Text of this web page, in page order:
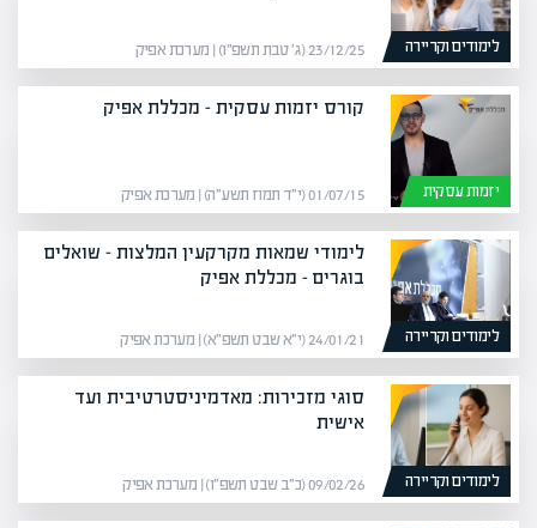
לימודים וקריירה 23/12/25 (ג׳ טבת תשפ״ו) | מערכת אפיק
יזמות עסקית
קורס יזמות עסקית – מכללת אפיק
01/07/15 (י״ד תמוז תשע״ה) | מערכת אפיק
לימודים וקריירה
לימודי שמאות מקרקעין המלצות – שואלים
בוגרים – מכללת אפיק
24/01/21 (י״א שבט תשפ״א) | מערכת אפיק
לימודים וקריירה
סוגי מזכירות: מאדמיניסטרטיבית ועד
אישית
09/02/26 (כ״ב שבט תשפ״ו) | מערכת אפיק